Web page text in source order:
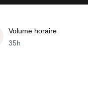
Volume horaire
35h